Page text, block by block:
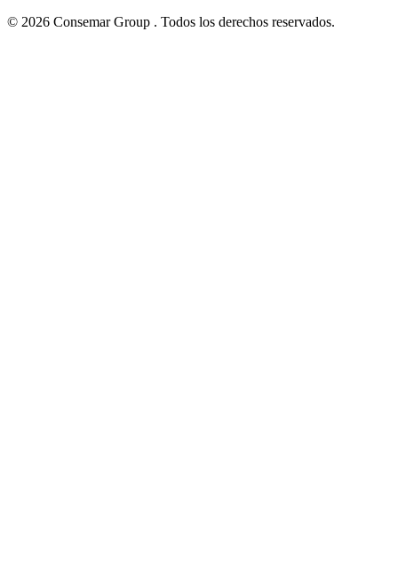
© 2026 Consemar Group . Todos los derechos reservados.